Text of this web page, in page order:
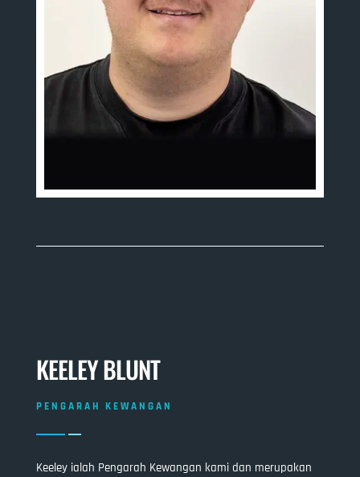
KEELEY BLUNT
PENGARAH KEWANGAN
Keeley ialah Pengarah Kewangan kami dan merupakan